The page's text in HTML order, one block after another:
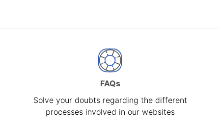
FAQs
Solve your doubts regarding the different
processes involved in our websites